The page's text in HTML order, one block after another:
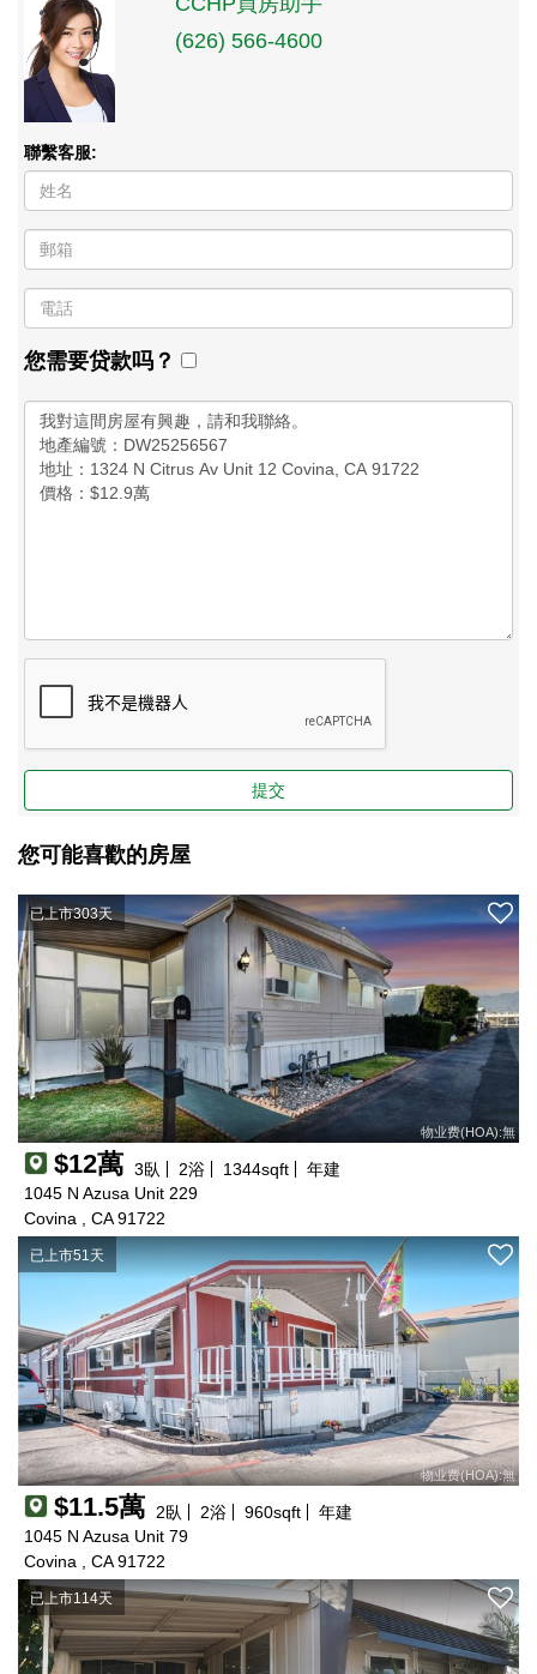
(626) 566-4600
聯繫客服:
您需要贷款吗？
提交
您可能喜歡的房屋
已上市303天
物业费(HOA):無
$12萬 3臥 2浴 1344sqft
年建
1045 N Azusa Unit 229
Covina , CA 91722
已上市51天
物业费(HOA):無
$11.5萬 2臥 2浴 960sqft
年建
1045 N Azusa Unit 79
Covina , CA 91722
已上市114天